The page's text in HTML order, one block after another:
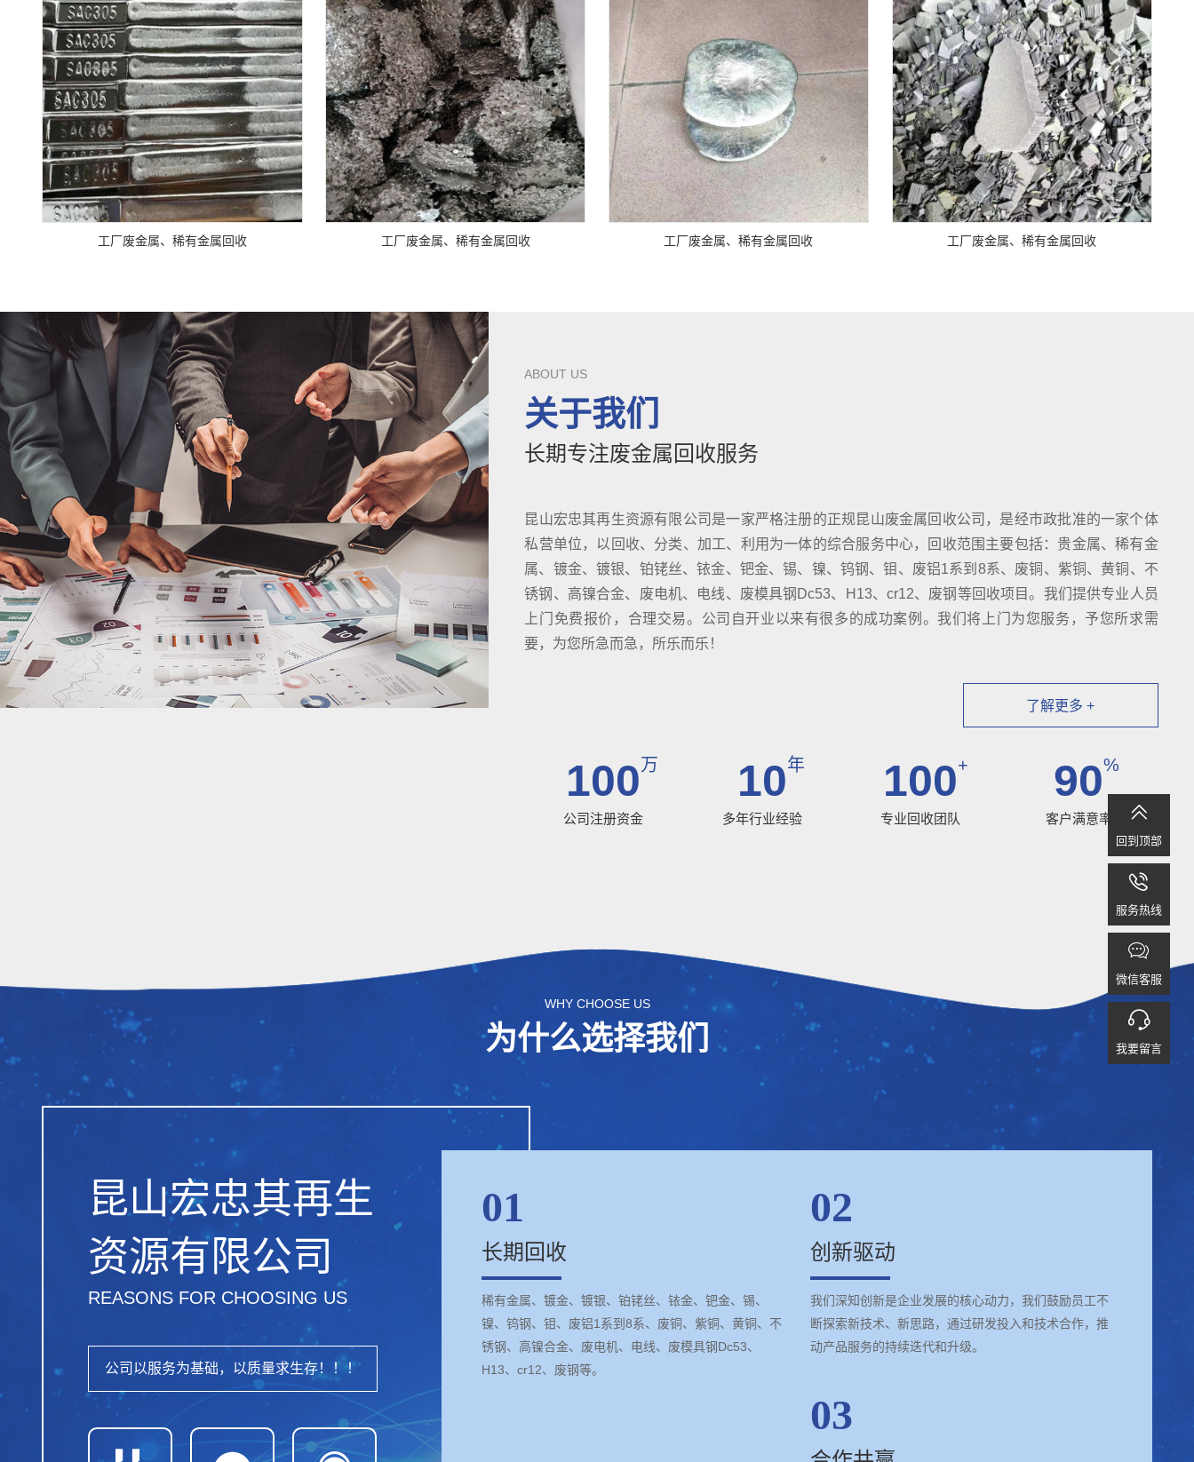
工厂废金属、稀有金属回收 工厂废金属、稀有金属回收 工厂废金属、稀有金属回收 工厂废金属、稀有金属回收
ABOUT US
关于我们
长期专注废金属回收服务
昆山宏忠其再生资源有限公司是一家严格注册的正规昆山废金属回收公司，是经市政批准的一家个体
私营单位，以回收、分类、加工、利用为一体的综合服务中心，回收范围主要包括：贵金属、稀有金
属、镀金、镀银、铂铑丝、铱金、钯金、锡、镍、钨钢、钼、废铝1系到8系、废铜、紫铜、黄铜、不
锈钢、高镍合金、废电机、电线、废模具钢Dc53、H13、cr12、废钢等回收项目。我们提供专业人员
上门免费报价，合理交易。公司自开业以来有很多的成功案例。我们将上门为您服务，予您所求需
要，为您所急而急，所乐而乐！
了解更多 +
100万
公司注册资金
10年
多年行业经验
100+
专业回收团队
90%
客户满意率
WHY CHOOSE US
为什么选择我们
昆山宏忠其再生
资源有限公司
REASONS FOR CHOOSING US
公司以服务为基础，以质量求生存！！！
01
长期回收
稀有金属、镀金、镀银、铂铑丝、铱金、钯金、锡、
镍、钨钢、钼、废铝1系到8系、废铜、紫铜、黄铜、不
锈钢、高镍合金、废电机、电线、废模具钢Dc53、
H13、cr12、废钢等。
02
创新驱动
我们深知创新是企业发展的核心动力，我们鼓励员工不
断探索新技术、新思路，通过研发投入和技术合作，推
动产品服务的持续迭代和升级。
03

回到顶部

服务热线

微信客服

我要留言